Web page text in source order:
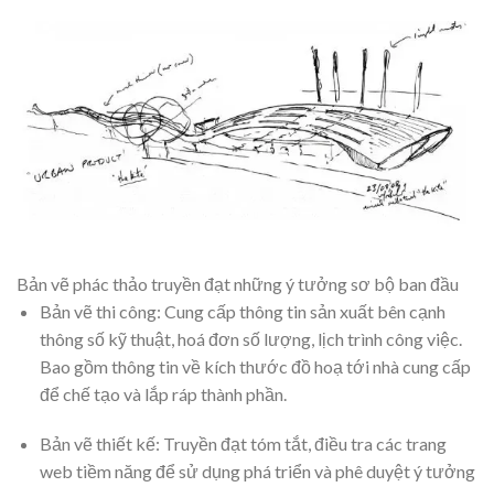
Bản vẽ phác thảo truyền đạt những ý tưởng sơ bộ ban đầu
Bản vẽ thi công: Cung cấp thông tin sản xuất bên cạnh
thông số kỹ thuật, hoá đơn số lượng, lịch trình công việc.
Bao gồm thông tin về kích thước đồ hoạ tới nhà cung cấp
để chế tạo và lắp ráp thành phần.
Bản vẽ thiết kế: Truyền đạt tóm tắt, điều tra các trang
web tiềm năng để sử dụng phá triển và phê duyệt ý tưởng